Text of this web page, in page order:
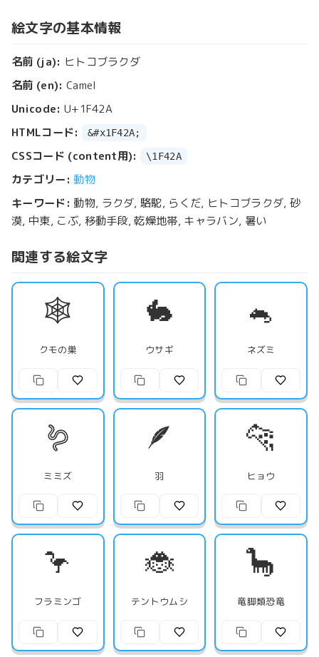
絵文字の基本情報
名前 (ja): ヒトコブラクダ
名前 (en): Camel
Unicode: U+1F42A
HTMLコード:
&#x1F42A;
CSSコード (content用): \1F42A
カテゴリー: 動物
キーワード: 動物, ラクダ, 駱駝, らくだ, ヒトコブラクダ, 砂
漠, 中東, こぶ, 移動手段, 乾燥地帯, キャラバン, 暑い
関連する絵文字
🕸️
クモの巣
🐇
ウサギ
🐁
ネズミ
🪱
ミミズ
🪶
羽
🐆
ヒョウ
🦩
フラミンゴ
🐞
テントウムシ
🦕
竜脚類恐竜